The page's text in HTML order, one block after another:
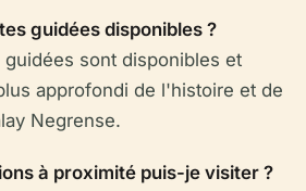
guidées disponibles ?
guidées sont disponibles et
approfondi de l'histoire et de
Negrense.
à proximité puis-je visiter ?